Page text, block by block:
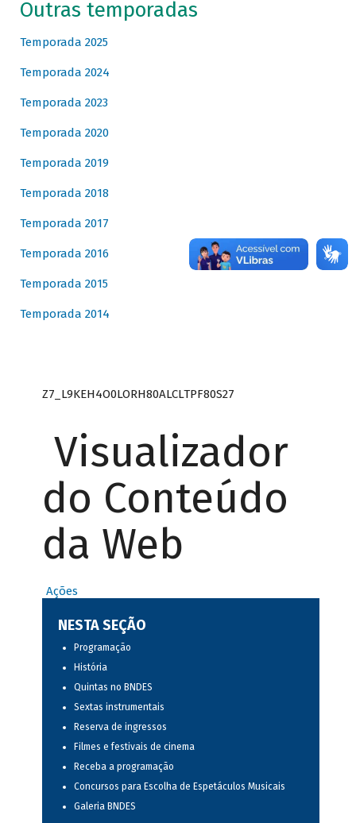
Outras temporadas
Temporada 2025
Temporada 2024
Temporada 2023
Temporada 2020
Temporada 2019
Temporada 2018
Temporada 2017
Temporada 2016
Temporada 2015
Temporada 2014
Z7_L9KEH4O0LORH80ALCLTPF80S27
Visualizador
do Conteúdo
da Web
Ações
NESTA SEÇÃO
Programação
História
Quintas no BNDES
Sextas instrumentais
Reserva de ingressos
Filmes e festivais de cinema
Receba a programação
Concursos para Escolha de Espetáculos Musicais
Galeria BNDES